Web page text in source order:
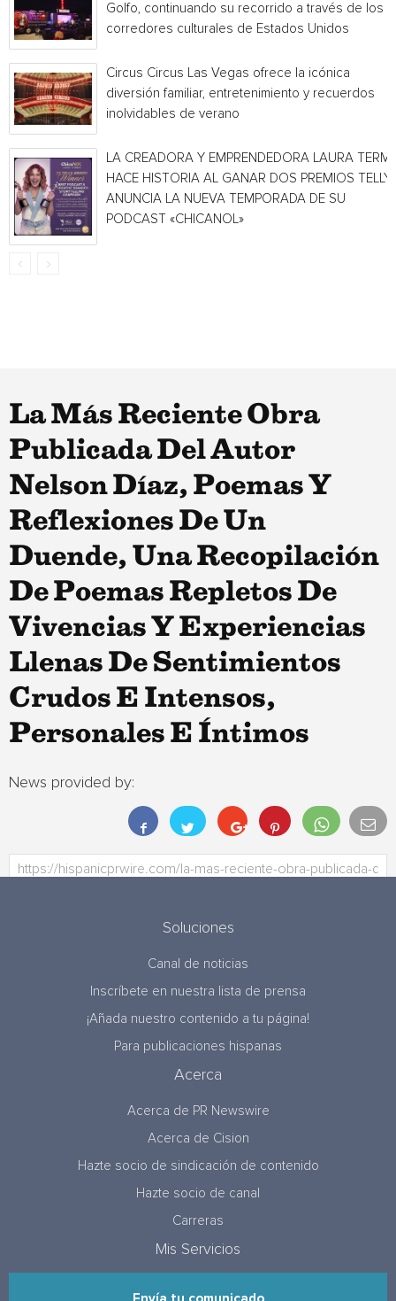
Golfo, continuando su recorrido a través de los
corredores culturales de Estados Unidos
Circus Circus Las Vegas ofrece la icónica
diversión familiar, entretenimiento y recuerdos
inolvidables de verano
LA CREADORA Y EMPRENDEDORA LAURA
HACE HISTORIA AL GANAR DOS PREMIOS TELLY
ANUNCIA LA NUEVA TEMPORADA DE SU
PODCAST «CHICANOL»
La Más Reciente Obra
Publicada Del Autor
Nelson Díaz, Poemas Y
Reflexiones De Un
Duende, Una Recopilación
De Poemas Repletos De
Vivencias Y Experiencias
Llenas De Sentimientos
Crudos E Intensos,
Personales E Íntimos
News provided by:
Soluciones
Canal de noticias
Inscríbete en nuestra lista de prensa
¡Añada nuestro contenido a tu página!
Para publicaciones hispanas
Acerca
Acerca de PR Newswire
Acerca de Cision
Hazte socio de sindicación de contenido
Hazte socio de canal
Carreras
Mis Servicios